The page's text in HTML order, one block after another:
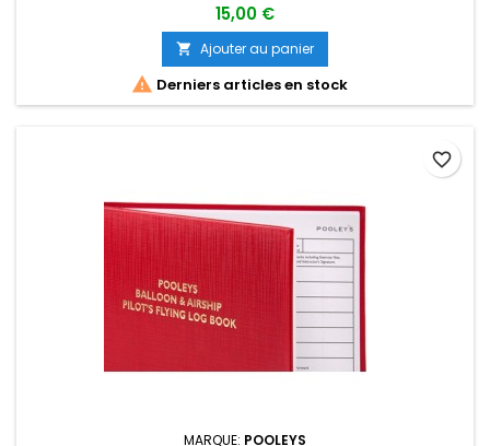
15,00 €
 Ajouter au panier
 Derniers articles en stock
MARQUE: POOLEYS
favorite_border